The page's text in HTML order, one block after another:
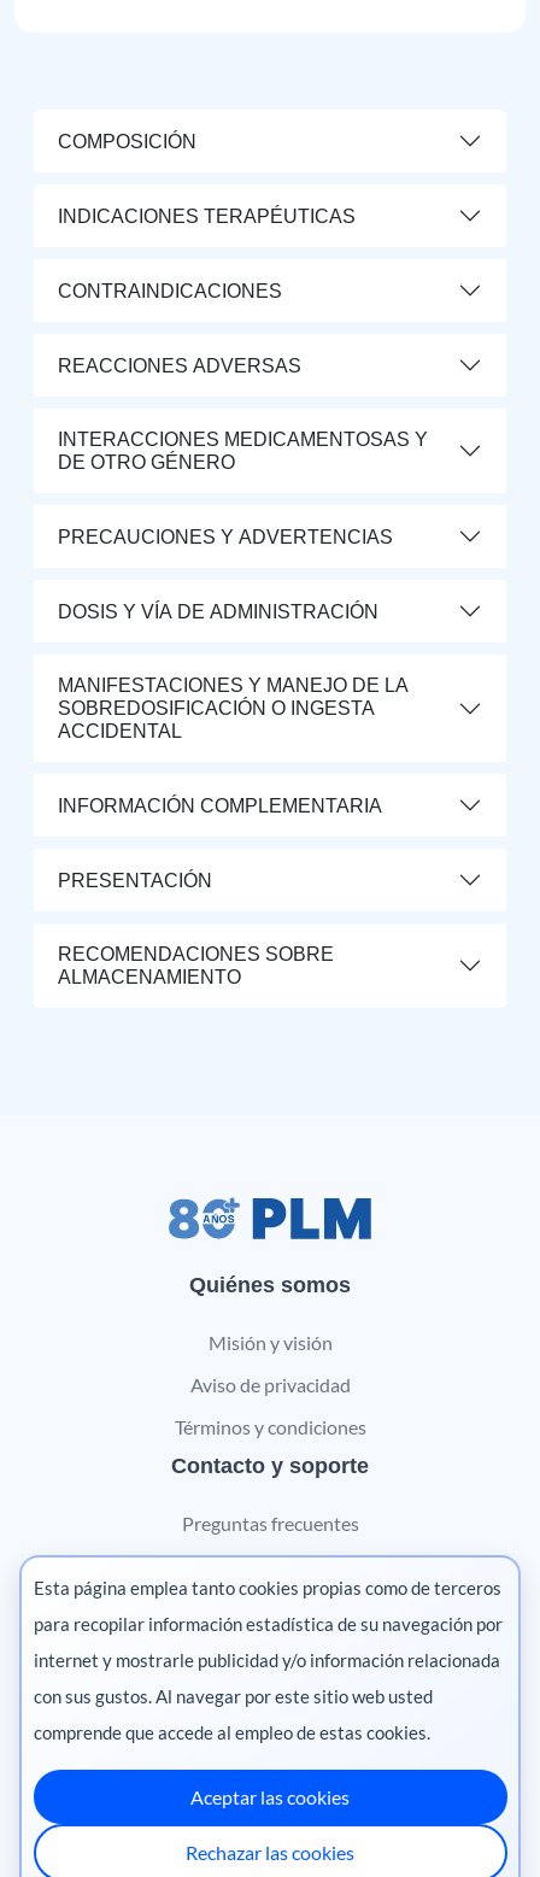
COMPOSICIÓN
INDICACIONES TERAPÉUTICAS
CONTRAINDICACIONES
REACCIONES ADVERSAS
INTERACCIONES MEDICAMENTOSAS Y
DE OTRO GÉNERO
PRECAUCIONES Y ADVERTENCIAS
DOSIS Y VÍA DE ADMINISTRACIÓN
MANIFESTACIONES Y MANEJO DE LA
SOBREDOSIFICACIÓN O INGESTA
ACCIDENTAL
INFORMACIÓN COMPLEMENTARIA
PRESENTACIÓN
RECOMENDACIONES SOBRE
ALMACENAMIENTO
Quiénes somos
Misión y visión
Aviso de privacidad
Términos y condiciones
Contacto y soporte
Preguntas frecuentes
Contáctanos
Marketing digital
Pharma
México
·
Ecuador·Perú·
Centroamérica
Chile
Esta página emplea tanto cookies propias como de terceros
para recopilar información estadística de su navegación por
internet y mostrarle publicidad y/o información relacionada
con sus gustos. Al navegar por este sitio web usted
comprende que accede al empleo de estas cookies.
Aceptar las cookies
Rechazar las cookies